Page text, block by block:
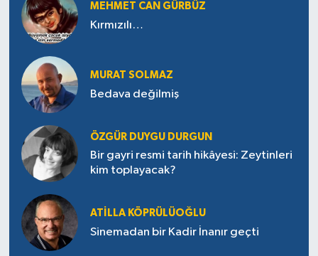
MEHMET CAN GÜRBÜZ
Kırmızılı…
MURAT SOLMAZ
Bedava değilmiş
ÖZGÜR DUYGU DURGUN
Bir gayri resmi tarih hikâyesi: Zeytinleri
kim toplayacak?
ATILLA KÖPRÜLÜOĞLU
Sinemadan bir Kadir İnanır geçti